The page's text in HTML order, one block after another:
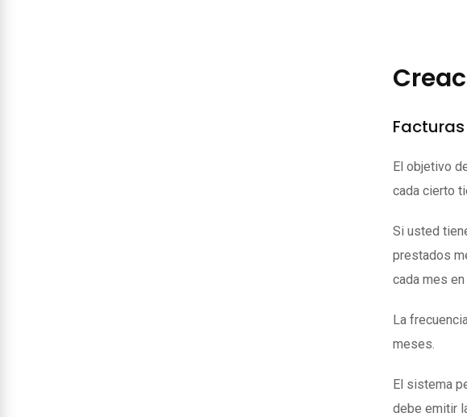
El objetivo
cada cierto
Si usted
prestados
cada mes
La
meses.
El sistema
debe emitir